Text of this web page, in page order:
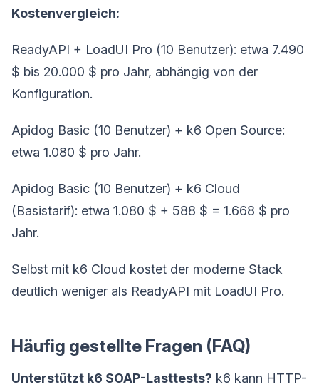
Kostenvergleich:
ReadyAPI + LoadUI Pro (10 Benutzer): etwa 7.490
$ bis 20.000 $ pro Jahr, abhängig von der
Konfiguration.
Apidog Basic (10 Benutzer) + k6 Open Source:
etwa 1.080 $ pro Jahr.
Apidog Basic (10 Benutzer) + k6 Cloud
(Basistarif): etwa 1.080 $ + 588 $ = 1.668 $ pro
Jahr.
Selbst mit k6 Cloud kostet der moderne Stack
deutlich weniger als ReadyAPI mit LoadUI Pro.
Häufig gestellte Fragen (FAQ)
Unterstützt k6 SOAP-Lasttests? k6 kann HTTP-